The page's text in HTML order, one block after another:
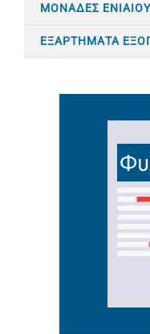
ΜΟΝΑΔΕΣ
ΕΞΑΡΤΗΜΑΤΑ